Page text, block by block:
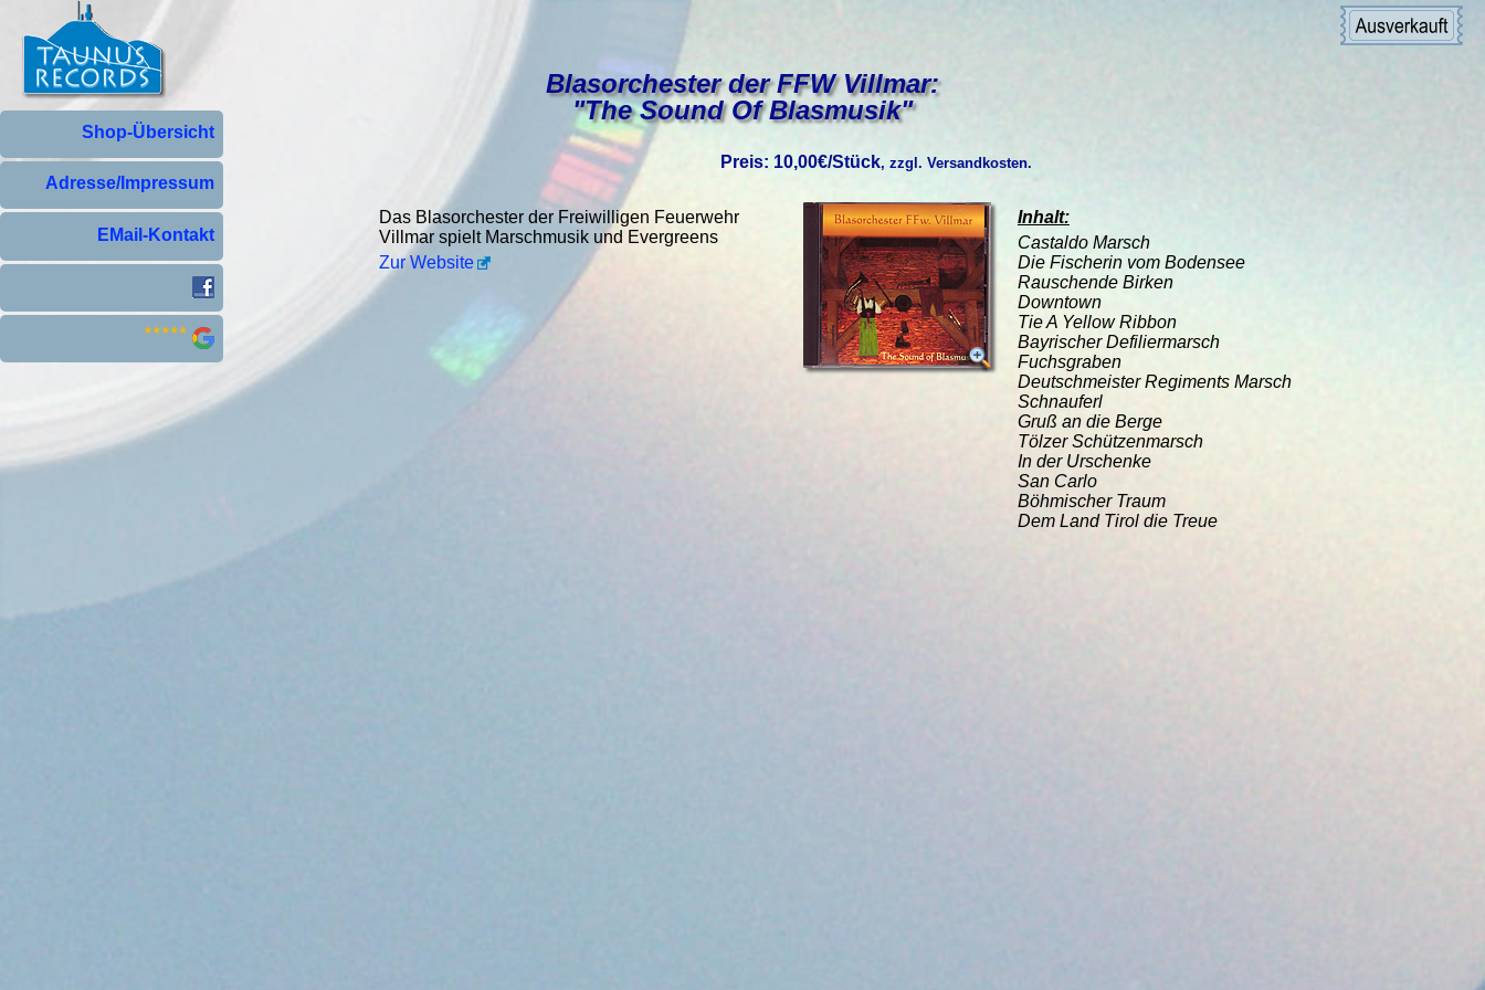
Blasorchester der FFW Villmar:
"The Sound Of Blasmusik"
Shop-Übersicht
Adresse/Impressum
EMail-Kontakt
Preis: 10,00€/Stück, zzgl. Versandkosten.
Das Blasorchester der Freiwilligen Feuerwehr
Villmar spielt Marschmusik und Evergreens
Zur Website
Inhalt:
Castaldo Marsch
Die Fischerin vom Bodensee
Rauschende Birken
Downtown
Tie A Yellow Ribbon
Bayrischer Defiliermarsch
Fuchsgraben
Deutschmeister Regiments Marsch
Schnauferl
Gruß an die Berge
Tölzer Schützenmarsch
In der Urschenke
San Carlo
Böhmischer Traum
Dem Land Tirol die Treue